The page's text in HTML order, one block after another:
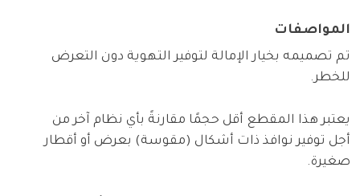
المواصفات
تم تصميمه بخيار الإمالة لتوفير التهوية دون التعرض
للخطر.
يعتبر هذا المقطع أقل حجمًا مقارنةً بأي نظام آخر من
أجل توفير نوافذ ذات أشكال (مقوسة) بعرض أو أقطار
صغيرة.